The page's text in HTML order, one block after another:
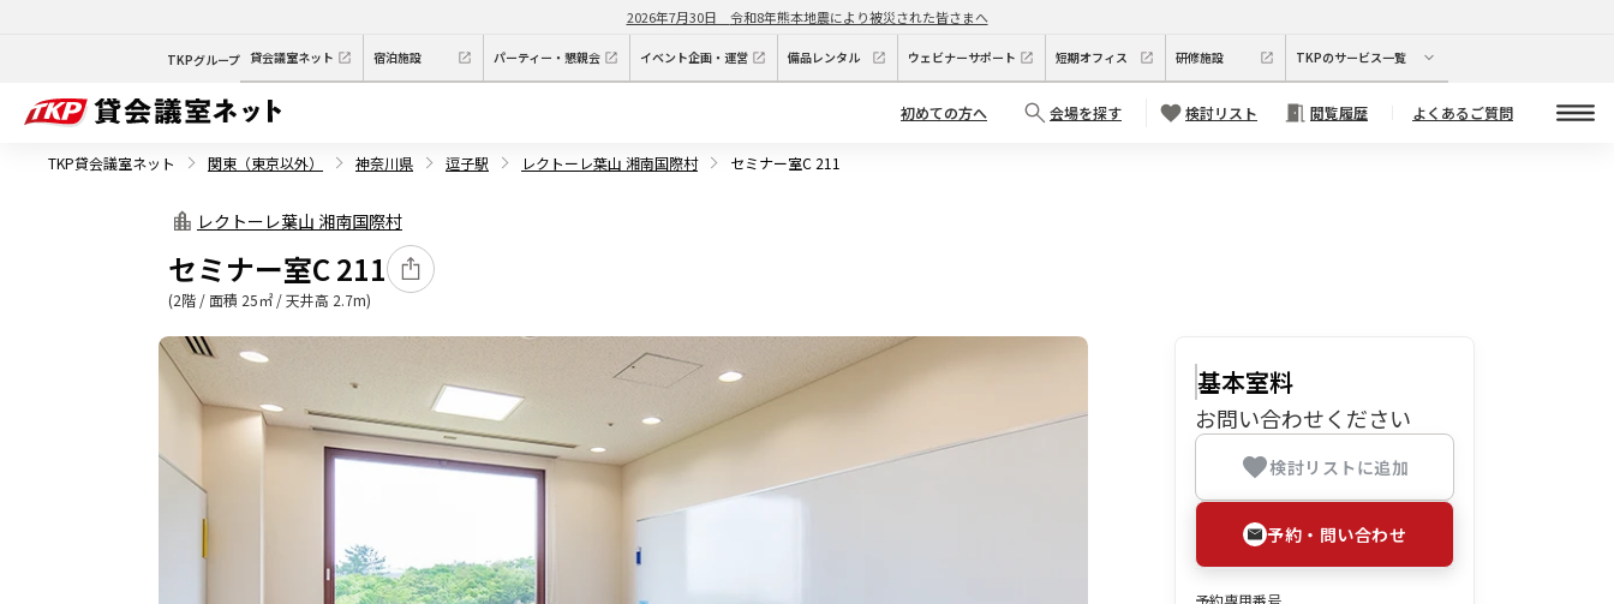
2026年7月30日 令和8年熊本地震により被災された皆さまへ
TKPグループ 貸会議室ネット 宿泊施設 パーティー・懇親会 イベント企画・運営 備品レンタル ウェビナーサポート 短期オフィス 研修施設 TKPのサービス一覧
初めての方へ 会場を探す 検討リスト 閲覧履歴 よくあるご質問
TKP貸会議室ネット 関東（東京以外） 神奈川県 逗子駅 レクトーレ葉山 湘南国際村 セミナー室C 211
レクトーレ葉山 湘南国際村
セミナー室C 211
(2階 / 面積 25㎡ / 天井高 2.7m)
基本室料
お問い合わせください
検討リストに追加
予約・問い合わせ
予約専用番号